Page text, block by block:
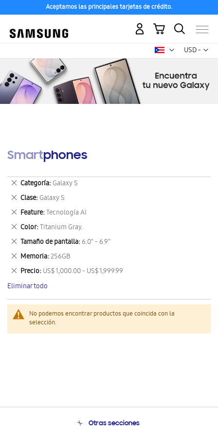
Aceptamos las principales tarjetas de crédito.
USD -
dólar
Mi carrito
Smartphones
No podemos encontrar productos que coincida con la
selección.
Categoría Galaxy S
Eliminar
este
artículo
Clase Galaxy S
Eliminar
este
artículo
Feature Tecnología AI
Eliminar
este
artículo
Color Titanium Gray.
Eliminar
este
artículo
Tamaño de pantalla 6.0" - 6.9"
Eliminar
este
artículo
Memoria 256GB
Eliminar
este
artículo
Precio US$ 1,000.00 - US$ 1,999.99
Eliminar
este
artículo
Eliminar todo
Otras secciones